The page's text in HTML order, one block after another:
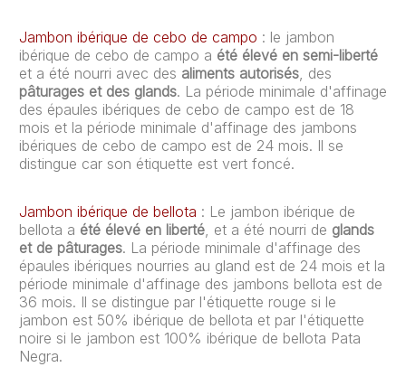
Jambon ibérique de cebo de campo : le jambon
ibérique de cebo de campo a été élevé en semi-liberté
et a été nourri avec des aliments autorisés, des
pâturages et des glands. La période minimale d'affinage
des épaules ibériques de cebo de campo est de 18
mois et la période minimale d'affinage des jambons
ibériques de cebo de campo est de 24 mois. Il se
distingue car son étiquette est vert foncé.
Jambon ibérique de bellota : Le jambon ibérique de
bellota a été élevé en liberté, et a été nourri de glands
et de pâturages. La période minimale d'affinage des
épaules ibériques nourries au gland est de 24 mois et la
période minimale d'affinage des jambons bellota est de
36 mois. Il se distingue par l'étiquette rouge si le
jambon est 50% ibérique de bellota et par l'étiquette
noire si le jambon est 100% ibérique de bellota Pata
Negra.